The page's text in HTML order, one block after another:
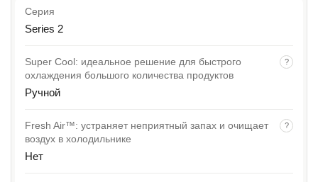
Серия
Series 2
Super Cool: идеальное решение для быстрого
охлаждения большого количества продуктов
?
Ручной
Fresh Air™: устраняет неприятный запах и очищает
воздух в холодильнике
?
Нет